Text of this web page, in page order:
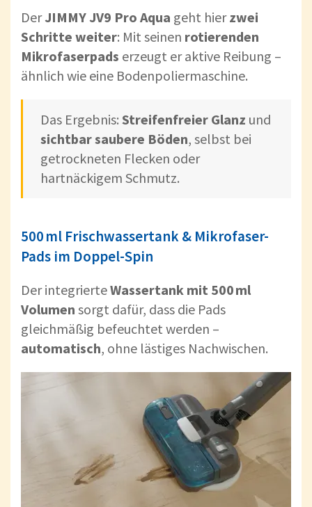
DerJIMMY JV9 Pro Aqua geht hierzwei
Schritte weiter: Mit seinen rotierenden
Mikrofaserpads erzeugt er aktive Reibung –
ähnlich wie eine Bodenpoliermaschine.
Das Ergebnis: Streifenfreier Glanz und
sichtbar saubere Böden, selbst bei
getrockneten Flecken oder
hartnäckigem Schmutz.
500 ml Frischwassertank & Mikrofaser-
Pads im Doppel-Spin
Der integrierteWassertank mit 500 ml
Volumen sorgt dafür, dass die Pads
gleichmäßig befeuchtet werden –
automatisch, ohne lästiges Nachwischen.